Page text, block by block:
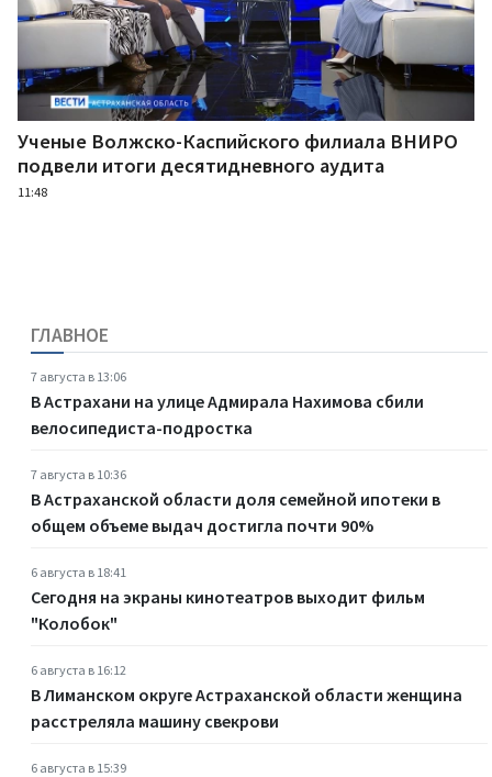
Ученые Волжско-Каспийского филиала ВНИРО
подвели итоги десятидневного аудита
11:48
ГЛАВНОЕ
7 августа в 13:06
В Астрахани на улице Адмирала Нахимова сбили
велосипедиста-подростка
7 августа в 10:36
В Астраханской области доля семейной ипотеки в
общем объеме выдач достигла почти 90%
6 августа в 18:41
Сегодня на экраны кинотеатров выходит фильм
"Колобок"
6 августа в 16:12
В Лиманском округе Астраханской области женщина
расстреляла машину свекрови
6 августа в 15:39